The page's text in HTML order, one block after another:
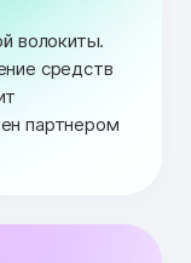
волокиты.
средств
партнером